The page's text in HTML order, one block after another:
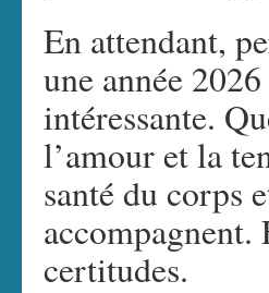
En attendant,
une année
intéressante.
l’amour et la
santé du corps
certitudes.